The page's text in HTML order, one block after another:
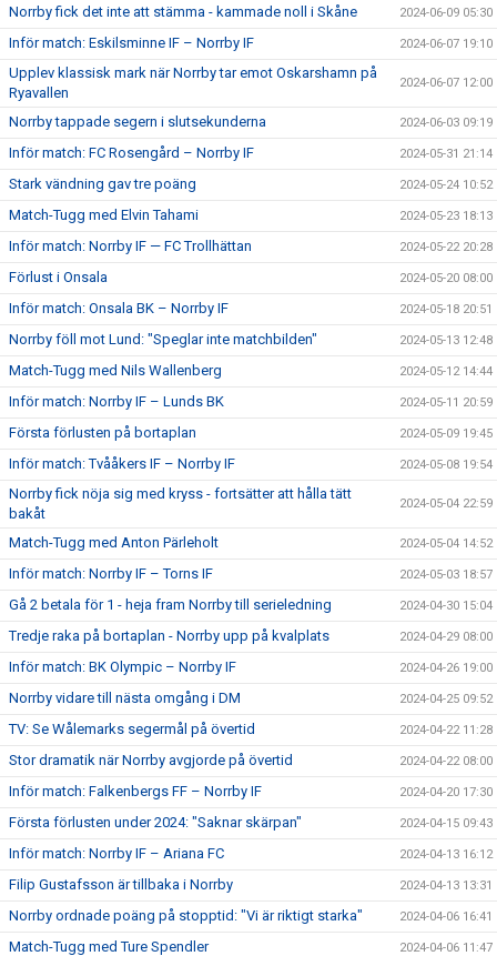
Norrby fick det inte att stämma - kammade noll i Skåne 2024-06-09 05:30
Inför match: Eskilsminne IF – Norrby IF 2024-06-07 19:10
Upplev klassisk mark när Norrby tar emot Oskarshamn på
Ryavallen
2024-06-07 12:00
Norrby tappade segern i slutsekunderna 2024-06-03 09:19
Inför match: FC Rosengård – Norrby IF 2024-05-31 21:14
Stark vändning gav tre poäng 2024-05-24 10:52
Match-Tugg med Elvin Tahami 2024-05-23 18:13
Inför match: Norrby IF — FC Trollhättan 2024-05-22 20:28
Förlust i Onsala 2024-05-20 08:00
Inför match: Onsala BK – Norrby IF 2024-05-18 20:51
Norrby föll mot Lund: "Speglar inte matchbilden" 2024-05-13 12:48
Match-Tugg med Nils Wallenberg 2024-05-12 14:44
Inför match: Norrby IF – Lunds BK 2024-05-11 20:59
Första förlusten på bortaplan 2024-05-09 19:45
Inför match: Tvååkers IF – Norrby IF 2024-05-08 19:54
Norrby fick nöja sig med kryss - fortsätter att hålla tätt
bakåt
2024-05-04 22:59
Match-Tugg med Anton Pärleholt 2024-05-04 14:52
Inför match: Norrby IF – Torns IF 2024-05-03 18:57
Gå 2 betala för 1 - heja fram Norrby till serieledning 2024-04-30 15:04
Tredje raka på bortaplan - Norrby upp på kvalplats 2024-04-29 08:00
Inför match: BK Olympic – Norrby IF 2024-04-26 19:00
Norrby vidare till nästa omgång i DM 2024-04-25 09:52
TV: Se Wålemarks segermål på övertid 2024-04-22 11:28
Stor dramatik när Norrby avgjorde på övertid 2024-04-22 08:00
Inför match: Falkenbergs FF – Norrby IF 2024-04-20 17:30
Första förlusten under 2024: "Saknar skärpan" 2024-04-15 09:43
Inför match: Norrby IF – Ariana FC 2024-04-13 16:12
Filip Gustafsson är tillbaka i Norrby 2024-04-13 13:31
Norrby ordnade poäng på stopptid: "Vi är riktigt starka" 2024-04-06 16:41
Match-Tugg med Ture Spendler 2024-04-06 11:47